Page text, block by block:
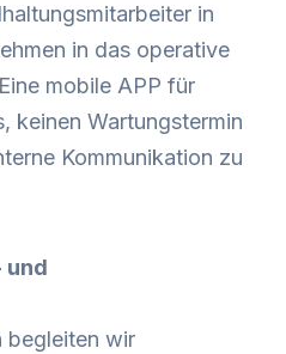
in
in das operative
mobile APP für
keinen Wartungstermin
Kommunikation zu
und
begleiten wir